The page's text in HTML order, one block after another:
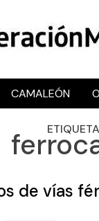
e
CAMALEÓN
de vías